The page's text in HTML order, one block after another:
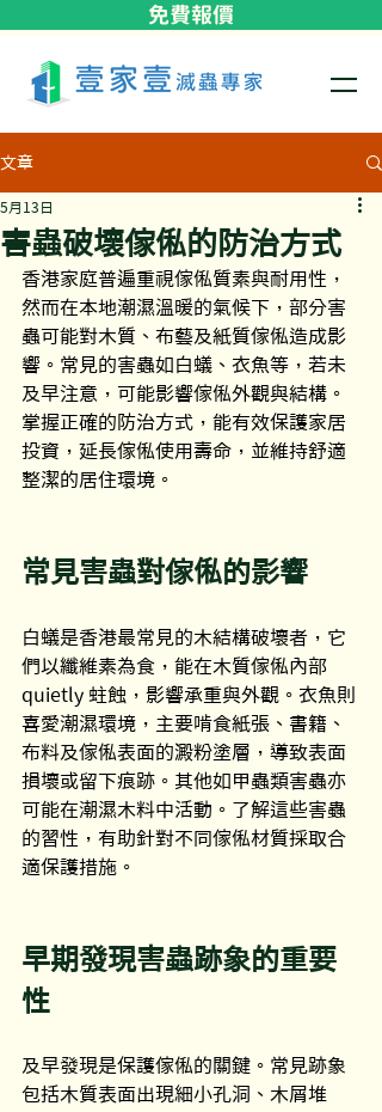
免費報價
文章
害蟲破壞傢俬的防治方式
5月13日
香港家庭普遍重視傢俬質素與耐用性，
然而在本地潮濕溫暖的氣候下，部分害
蟲可能對木質、布藝及紙質傢俬造成影
響。常見的害蟲如白蟻、衣魚等，若未
及早注意，可能影響傢俬外觀與結構。
掌握正確的防治方式，能有效保護家居
投資，延長傢俬使用壽命，並維持舒適
整潔的居住環境。
常見害蟲對傢俬的影響
白蟻是香港最常見的木結構破壞者，它
們以纖維素為食，能在木質傢俬內部
quietly 蛀蝕，影響承重與外觀。衣魚則
喜愛潮濕環境，主要啃食紙張、書籍、
布料及傢俬表面的澱粉塗層，導致表面
損壞或留下痕跡。其他如甲蟲類害蟲亦
可能在潮濕木料中活動。了解這些害蟲
的習性，有助針對不同傢俬材質採取合
適保護措施。
早期發現害蟲跡象的重要
性
及早發現是保護傢俬的關鍵。常見跡象
包括木質表面出現細小孔洞、木屑堆